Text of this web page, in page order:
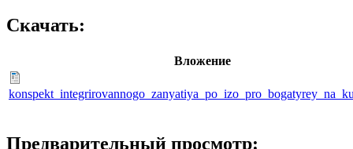
Скачать:
Вложение
Предварительный просмотр: